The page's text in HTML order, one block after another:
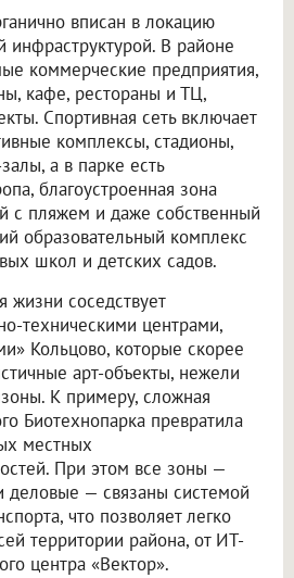
вписан в локацию
инфраструктурой. В районе
коммерческие предприятия,
кафе, рестораны и ТЦ,
Спортивная сеть включает
комплексы, стадионы,
а в парке есть
благоустроенная зона
с пляжем и даже собственный
образовательный комплекс
школ и детских садов.
жизни соседствует
техническими центрами,
Кольцово, которые скорее
арт-объекты, нежели
К примеру, сложная
Биотехнопарка превратила
местных
При этом все зоны —
деловые — связаны системой
что позволяет легко
территории района, от ИТ-
центра «Вектор».